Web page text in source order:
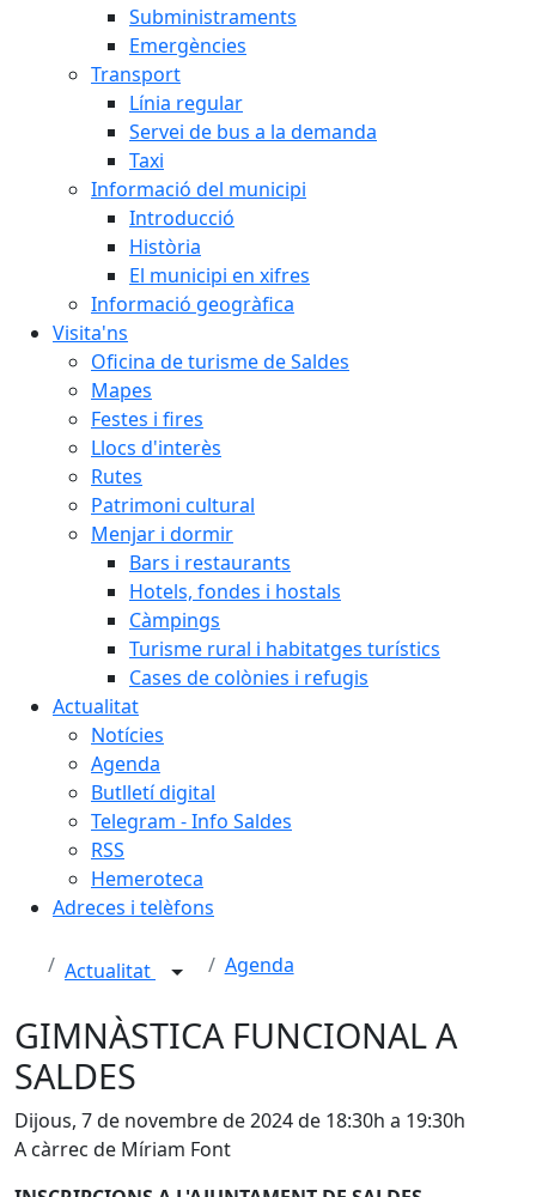
Subministraments
Emergències
Transport
Línia regular
Servei de bus a la demanda
Taxi
Informació del municipi
Introducció
Història
El municipi en xifres
Informació geogràfica
Visita'ns
Oficina de turisme de Saldes
Mapes
Festes i fires
Llocs d'interès
Rutes
Patrimoni cultural
Menjar i dormir
Bars i restaurants
Hotels, fondes i hostals
Càmpings
Turisme rural i habitatges turístics
Cases de colònies i refugis
Actualitat
Notícies
Agenda
Butlletí digital
Telegram - Info Saldes
RSS
Hemeroteca
Adreces i telèfons
Actualitat Agenda
GIMNÀSTICA FUNCIONAL A
SALDES
Dijous, 7 de novembre de 2024 de 18:30h a 19:30h
A càrrec de Míriam Font